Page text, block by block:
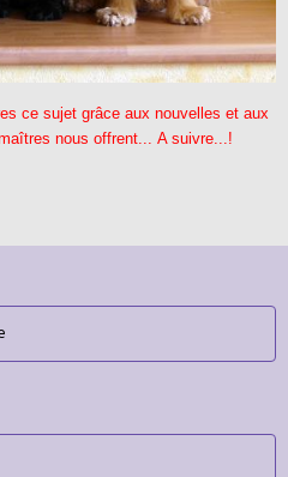
ce sujet grâce aux nouvelles et aux
nous offrent... A suivre...!